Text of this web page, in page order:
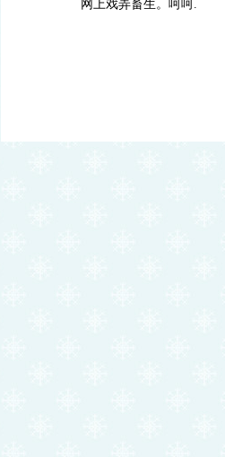
网上戏弄畜生。呵呵.